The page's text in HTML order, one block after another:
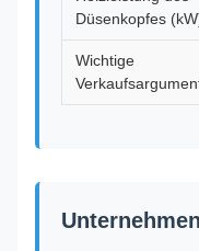
Düsenkopfes
Wichtige